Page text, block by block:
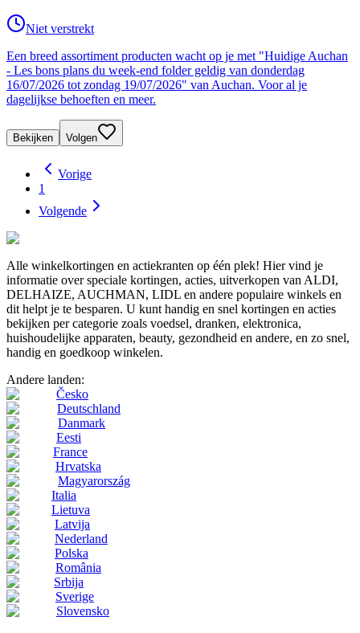
Niet verstrekt
Een breed assortiment producten wacht op je met "Huidige Auchan
- Les bons plans du week-end folder geldig van donderdag
16/07/2026 tot zondag 19/07/2026" van Auchan. Voor al je
dagelijkse behoeften en meer.
Bekijken Volgen
Vorige
1
Volgende
Alle winkelkortingen en actiekranten op één plek! Hier vind je
informatie over speciale kortingen, acties, uitverkopen van ALDI,
DELHAIZE, AUCHMAN, LIDL en andere populaire winkels en
dit helpt je te besparen. U kunt handig en snel kortingen en acties
bekijken per categorie zoals voedsel, dranken, elektronica,
huishoudelijke apparaten, beauty, gezondheid en andere, en zo snel,
handig en goedkoop winkelen.
Andere landen:
Česko
Deutschland
Danmark
Eesti
France
Hrvatska
Magyarország
Italia
Lietuva
Latvija
Nederland
Polska
România
Srbija
Sverige
Slovensko